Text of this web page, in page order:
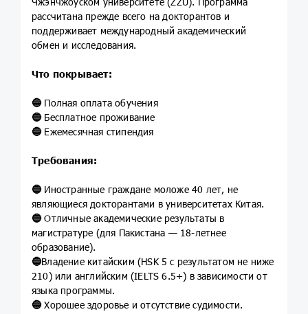
рассчитана прежде всего на докторантов и
поддерживает международный академический
обмен и исследования.
Что покрывает:
🔵 Полная оплата обучения
🔵 Бесплатное проживание
🔵 Ежемесячная стипендия
Требования:
🔵 Иностранные граждане моложе 40 лет, не
являющиеся докторантами в университетах Китая.
🔵 Отличные академические результаты в
магистратуре (для Пакистана — 18-летнее
образование).
🔵Владение китайским (HSK 5 с результатом не ниже
210) или английским (IELTS 6.5+) в зависимости от
языка программы.
🔵 Хорошее здоровье и отсутствие судимости.